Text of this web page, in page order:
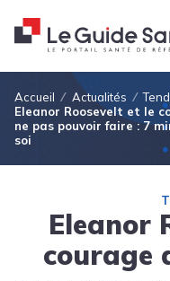
Fil d'Ariane
Accueil Actualités
Eleanor Roosevelt et le
ne pas pouvoir faire : 7
soi
Eleanor
courage